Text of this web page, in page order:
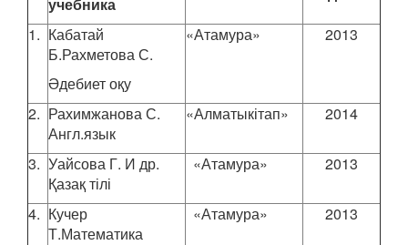
1. Кабатай
Б.Рахметова С.
Әдебиет оқу
«Атамура» 2013
2. Рахимжанова С.
Англ.язык
«Алматыкітап» 2014
3. Уайсова Г. И др.
Қазақ тілі
«Атамура» 2013
4. Кучер
Т.Математика
«Атамура» 2013